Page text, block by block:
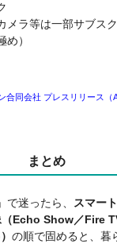
メラ等は一部サブス
）
合同会社 プレスリリース（
まとめ
で迷ったら、
スマー
（Echo Show／Fire
の順で固めると、暮